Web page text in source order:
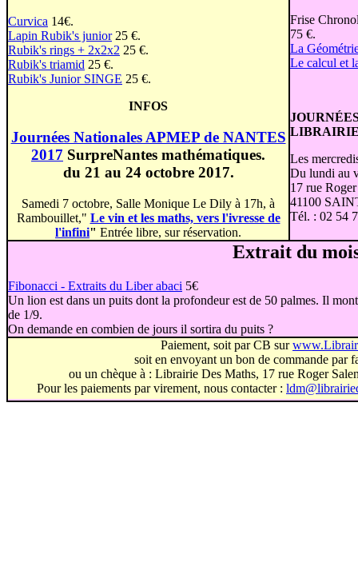
Curvica 14€.
Lapin Rubik's junior25 €.
Rubik's rings + 2x2x2 25 €.
Rubik's triamid 25 €.
Rubik's Junior SINGE 25 €.
INFOS
Journées Nationales APMEP de NANTES
2017 SurpreNantes mathématiques.
du 21 au 24 octobre 2017.
Samedi 7 octobre, Salle Monique Le Dily à 17h, à
Rambouillet," Le vin et les maths, vers l'ivresse de
l'infini" Entrée libre, sur réservation.
Frise
75 €.
La
Le calcul et
Les
Du lundi au
17 rue
41100
Tél. : 02 54
Extrait du
Fibonacci - Extraits du Liber abaci 5€
Un lion est dans un puits dont la profondeur est de 50 palmes. Il
de 1/9.
On demande en combien de jours il sortira du puits ?
Paiement, soit par CB sur
soit en envoyant un bon de commande par
ou un chèque à : Librairie Des Maths, 17 rue Roger
Pour les paiements par virement, nous contacter :